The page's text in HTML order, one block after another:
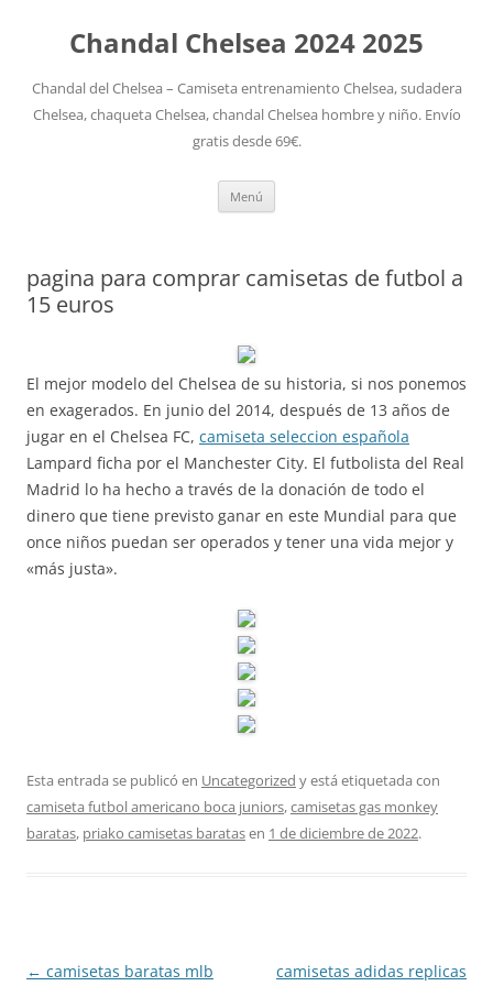
Chandal Chelsea 2024 2025
Chandal del Chelsea – Camiseta entrenamiento Chelsea, sudadera
Chelsea, chaqueta Chelsea, chandal Chelsea hombre y niño. Envío
gratis desde 69€.
Menú
pagina para comprar camisetas de futbol a
15 euros
El mejor modelo del Chelsea de su historia, si nos ponemos
en exagerados. En junio del 2014, después de 13 años de
jugar en el Chelsea FC, camiseta seleccion española
Lampard ficha por el Manchester City. El futbolista del Real
Madrid lo ha hecho a través de la donación de todo el
dinero que tiene previsto ganar en este Mundial para que
once niños puedan ser operados y tener una vida mejor y
«más justa».
Esta entrada se publicó en Uncategorized y está etiquetada con
camiseta futbol americano boca juniors,camisetas gas monkey
baratas, priako camisetas baratasen 1 de diciembre de 2022.
Navegación
← camisetas baratas mlb camisetas adidas replicas